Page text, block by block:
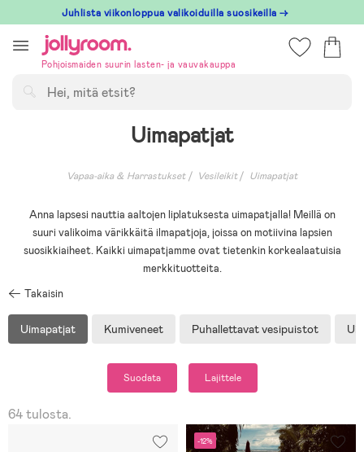
till
innehållet
Juhlista viikonloppua valikoiduilla suosikeilla →
Pohjoismaiden suurin lasten- ja vauvakauppa
Uimapatjat
Vapaa-aika & Harrastukset Vesileikit Uimapatjat
Anna lapsesi nauttia aaltojen liplatuksesta uimapatjalla! Meillä on
suuri valikoima värikkäitä ilmapatjoja, joissa on motiivina lapsien
suosikkiaiheet. Kaikki uimapatjamme ovat tietenkin korkealaatuisia
merkkituotteita.
Takaisin
Uimapatjat Kumiveneet Puhallettavat vesipuistot
Suodata Lajittele
64 tulosta.
-12%